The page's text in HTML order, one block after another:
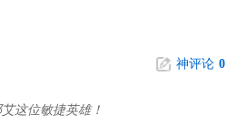
神评论 0
这位敏捷英雄！